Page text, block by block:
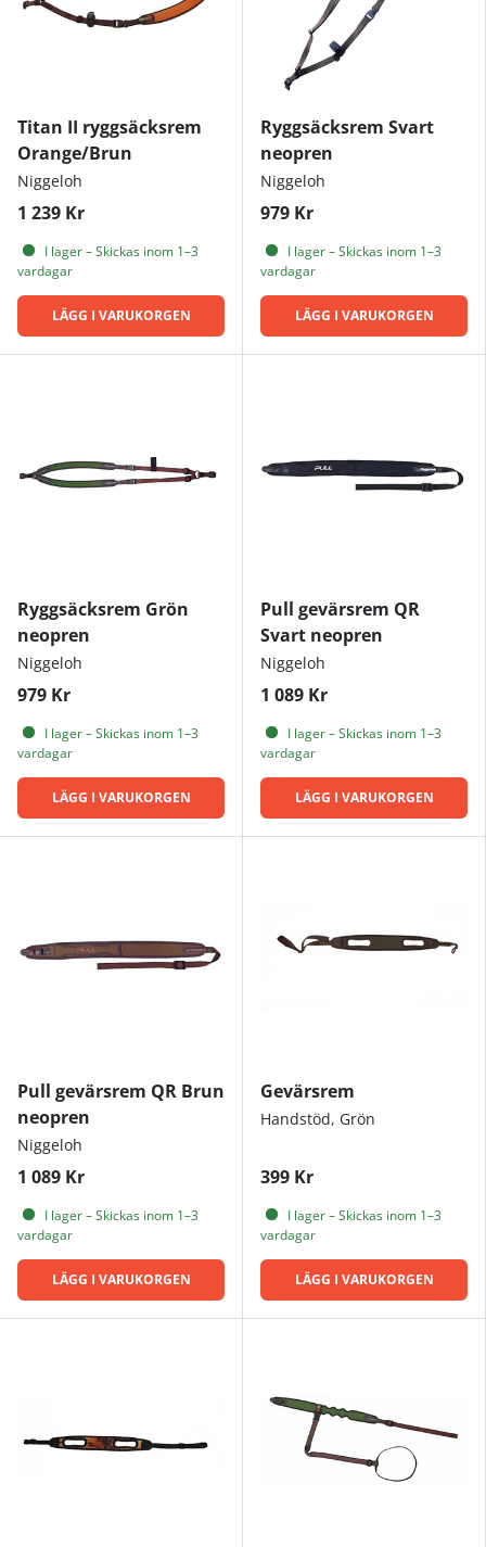
Titan II ryggsäcksrem
Orange/Brun
Niggeloh
1 239 Kr
I lager – Skickas inom 1–3
vardagar
LÄGG I VARUKORGEN
Ryggsäcksrem Svart
neopren
Niggeloh
979 Kr
I lager – Skickas inom 1–3
vardagar
LÄGG I VARUKORGEN
Ryggsäcksrem Grön
neopren
Niggeloh
979 Kr
I lager – Skickas inom 1–3
vardagar
LÄGG I VARUKORGEN
Pull gevärsrem QR
Svart neopren
Niggeloh
1 089 Kr
I lager – Skickas inom 1–3
vardagar
LÄGG I VARUKORGEN
Pull gevärsrem QR Brun
neopren
Niggeloh
1 089 Kr
I lager – Skickas inom 1–3
vardagar
LÄGG I VARUKORGEN
Gevärsrem
Handstöd, Grön
399 Kr
I lager – Skickas inom 1–3
vardagar
LÄGG I VARUKORGEN